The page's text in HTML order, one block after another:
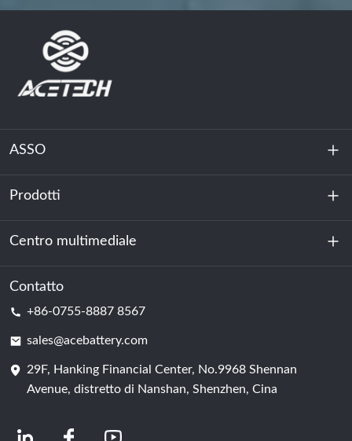
ASSO
Chi siamo
Sostenibilità
Prodotti
Accumulo di energia
Centro dati e sala server
Cella della batteria
Centro multimediale
Notizia
Contatto
+86-0755-8887 8567
sales@acebattery.com
29F, Hanking Financial Center, No.9968 Shennan
Avenue, distretto di Nanshan, Shenzhen, Cina